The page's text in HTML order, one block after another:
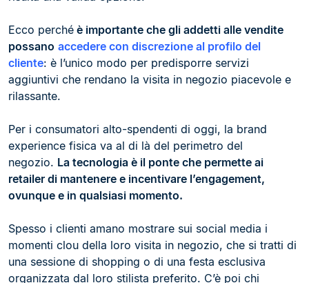
Ecco perché è importante che gli addetti alle vendite
possano accedere con discrezione al profilo del
cliente: è l’unico modo per predisporre servizi
aggiuntivi che rendano la visita in negozio piacevole e
rilassante.
Per i consumatori alto-spendenti di oggi, la brand
experience fisica va al di là del perimetro del
negozio. La tecnologia è il ponte che permette ai
retailer di mantenere e incentivare l’engagement,
ovunque e in qualsiasi momento.
Spesso i clienti amano mostrare sui social media i
momenti clou della loro visita in negozio, che si tratti di
una sessione di shopping o di una festa esclusiva
organizzata dal loro stilista preferito. C’è poi chi